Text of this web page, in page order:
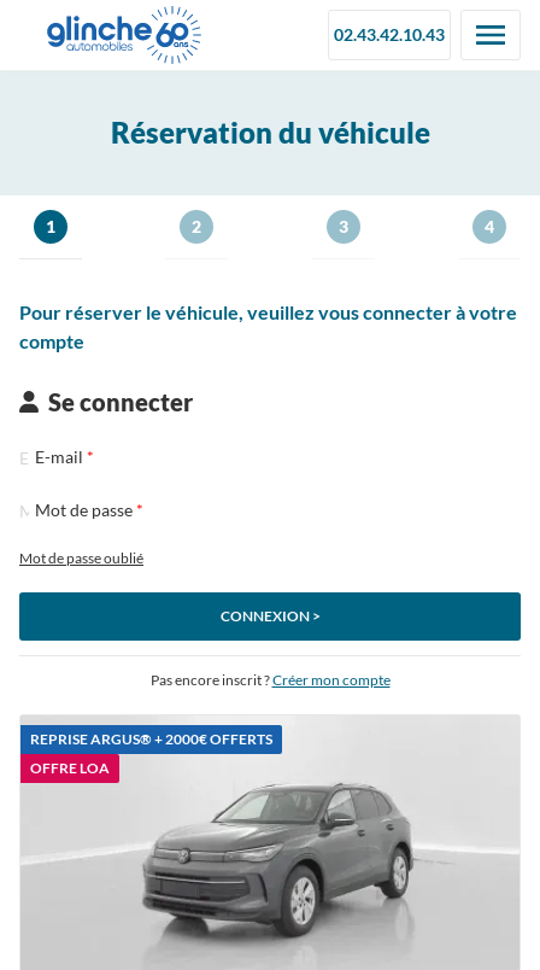
02.43.42.10.43
Réservation du véhicule
1 2 3 4
Pour réserver le véhicule, veuillez vous connecter à votre
compte
Se connecter
E-mail
Mot de passe
Mot de passe oublié
CONNEXION >
Pas encore inscrit ?Créer mon compte
REPRISE ARGUS®️ + 2000€ OFFERTS
OFFRE LOA